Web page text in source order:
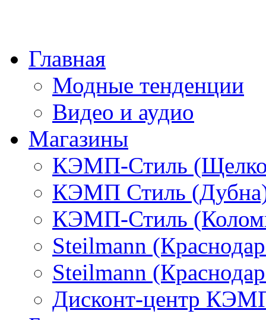
Главная
Модные тенденции
Видео и аудио
Магазины
КЭМП-Стиль
КЭМП Стиль
КЭМП-Стиль
Steilmann
Steilmann
Дисконт-центр